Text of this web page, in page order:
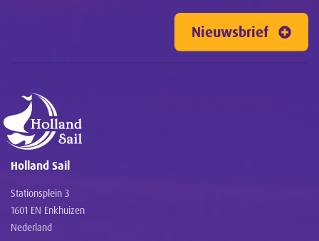
Nieuwsbrief
Holland Sail
Stationsplein 3
1601 EN Enkhuizen
Nederland